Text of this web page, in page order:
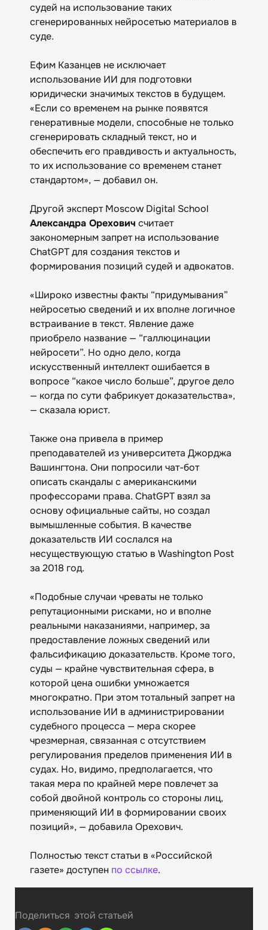
судей на использование таких
сгенерированных нейросетью материалов в
суде.
Ефим Казанцев не исключает
использование ИИ для подготовки
юридически значимых текстов в будущем.
«Если со временем на рынке появятся
генеративные модели, способные не только
сгенерировать складный текст, но и
обеспечить его правдивость и актуальность,
то их использование со временем станет
стандартом», — добавил он.
Другой эксперт Moscow Digital School
Александра Орехович считает
закономерным запрет на использование
ChatGPT для создания текстов и
формирования позиций судей и адвокатов.
«Широко известны факты “придумывания”
нейросетью сведений и их вполне логичное
встраивание в текст. Явление даже
приобрело название — “галлюцинации
нейросети”. Но одно дело, когда
искусственный интеллект ошибается в
вопросе “какое число больше”, другое дело
— когда по сути фабрикует доказательства»,
— сказала юрист.
Также она привела в пример
преподавателей из университета Джорджа
Вашингтона. Они попросили чат-бот
описать скандалы с американскими
профессорами права. ChatGPT взял за
основу официальные сайты, но создал
вымышленные события. В качестве
доказательств ИИ сослался на
несуществующую статью в Washington Post
за 2018 год.
«Подобные случаи чреваты не только
репутационными рисками, но и вполне
реальными наказаниями, например, за
предоставление ложных сведений или
фальсификацию доказательств. Кроме того,
суды — крайне чувствительная сфера, в
которой цена ошибки умножается
многократно. При этом тотальный запрет на
использование ИИ в администрировании
судебного процесса — мера скорее
чрезмерная, связанная с отсутствием
регулирования пределов применения ИИ в
судах. Но, видимо, предполагается, что
такая мера по крайней мере повлечет за
собой двойной контроль со стороны лиц,
применяющий ИИ в формировании своих
позиций», — добавила Орехович.
Полностью текст статьи в «Российской
газете» доступен по ссылке.
Поделиться этой статьей